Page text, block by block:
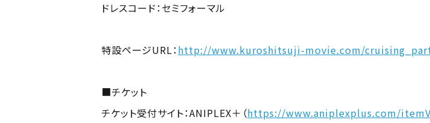
ドレスコード：セミフォーマル
特設ページURL：http://www.kuroshitsuji-movie.com/
■チケット
チケット受付サイト：ANIPLEX＋（https://www.aniplexplus.com/